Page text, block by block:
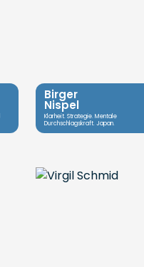
Birger
Nispel
Klarheit. Strategie. Mentale
Durchschlagskraft. Japan.